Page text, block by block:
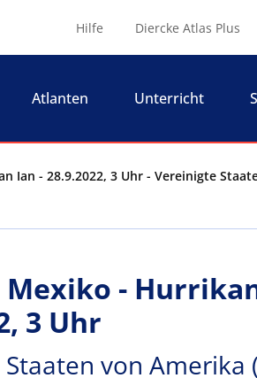
Hilfe Diercke Atlas Plus
Atlanten Unterricht
Ian - 28.9.2022, 3 Uhr - Vereinigte
Mexiko -
3 Uhr
von Amerika